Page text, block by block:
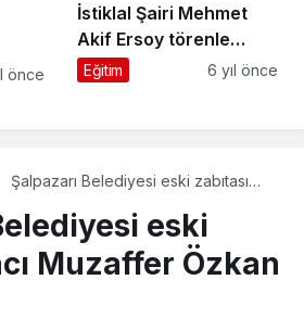
önce
İstiklal Şairi Mehmet
Akif Ersoy törenle
anıldı
Eğitim 6 yıl önce
Şalpazarı Belediyesi eski zabıtası
eski
Muzaffer Özkan